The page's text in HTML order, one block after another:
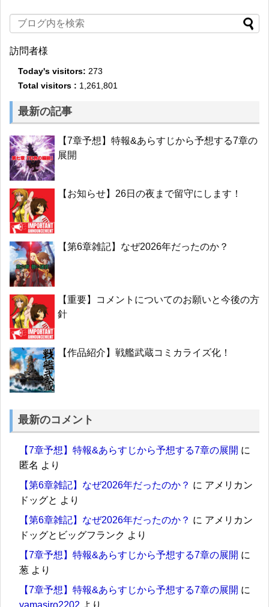
訪問者様
Today's visitors: 273
Total visitors : 1,261,801
最新の記事
【7章予想】特報&あらすじから予想する7章の
展開
【お知らせ】26日の夜まで留守にします！
【第6章雑記】なぜ2026年だったのか？
【重要】コメントについてのお願いと今後の方
針
【作品紹介】戦艦武蔵コミカライズ化！
最新のコメント
【7章予想】特報&あらすじから予想する7章の展開 に
匿名 より
【第6章雑記】なぜ2026年だったのか？ に アメリカン
ドッグと より
【第6章雑記】なぜ2026年だったのか？ に アメリカン
ドッグとビッグフランク より
【7章予想】特報&あらすじから予想する7章の展開 に
葱 より
【7章予想】特報&あらすじから予想する7章の展開 に
yamasiro2202 より